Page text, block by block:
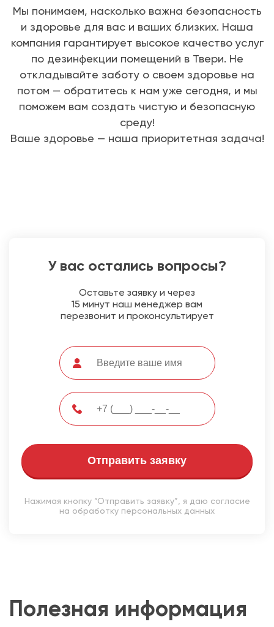
Мы понимаем, насколько важна безопасность
и здоровье для вас и ваших близких. Наша
компания гарантирует высокое качество услуг
по дезинфекции помещений в Твери. Не
откладывайте заботу о своем здоровье на
потом — обратитесь к нам уже сегодня, и мы
поможем вам создать чистую и безопасную
среду!
Ваше здоровье — наша приоритетная задача!
У вас остались вопросы?
Оставьте заявку и через
15 минут наш менеджер вам
перезвонит и проконсультирует
Отправить заявку
Нажимая кнопку “Отправить заявку”, я даю согласие
на обработку персональных данных
Полезная информация